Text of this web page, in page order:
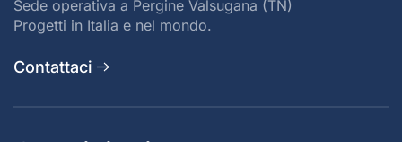
Sede operativa a Pergine Valsugana (TN)
Progetti in Italia e nel mondo.
Contattaci